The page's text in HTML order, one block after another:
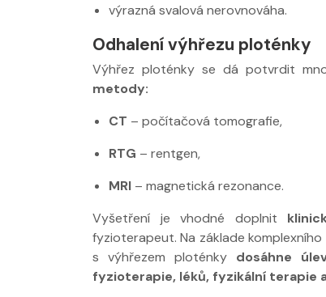
výrazná svalová nerovnováha.
Odhalení výhřezu ploténky
Výhřez ploténky se dá potvrdit
metody:
CT – počítačová tomografie,
RTG – rentgen,
MRI – magnetická rezonance.
Vyšetření je vhodné doplnit
fyzioterapeut. Na základe
s výhřezem ploténky dosáhne
fyzioterapie, léků, fyzikální terapie